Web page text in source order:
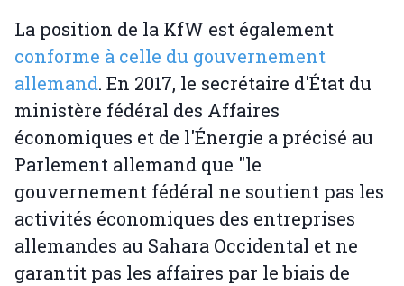
La position de la KfW est également
conforme à celle du gouvernement
allemand. En 2017, le secrétaire d'État du
ministère fédéral des Affaires
économiques et de l'Énergie a précisé au
Parlement allemand que "le
gouvernement fédéral ne soutient pas les
activités économiques des entreprises
allemandes au Sahara Occidental et ne
garantit pas les affaires par le biais de